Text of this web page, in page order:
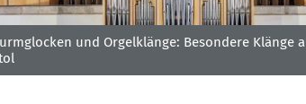
und Orgelklänge: Besondere Klänge